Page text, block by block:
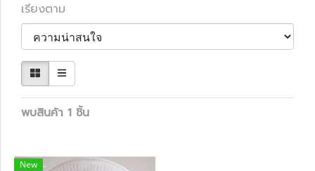
เรียงตาม
พบสินค้า 1 ชิ้น
New